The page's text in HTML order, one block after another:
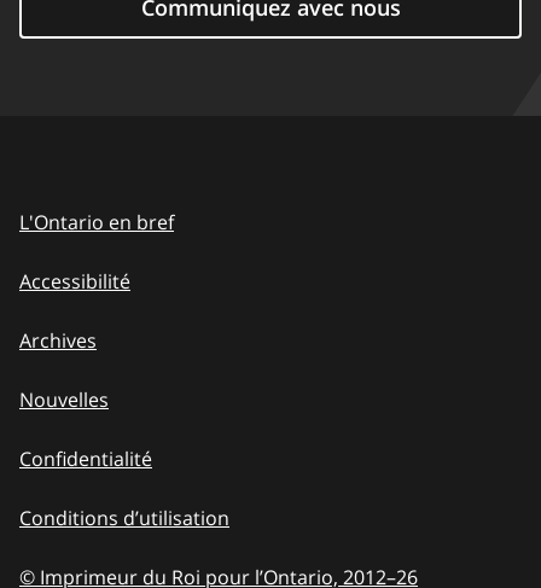
Communiquez avec nous
L'Ontario en bref
Accessibilité
Archives
Nouvelles
Confidentialité
Conditions d’utilisation
© Imprimeur du Roi pour l’Ontario, 2012–to
26